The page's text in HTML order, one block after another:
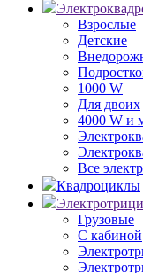
Взрослые
Детские
1000 W
Для двоих
4000 W и
Все
Квадроциклы
Грузовые
С кабиной